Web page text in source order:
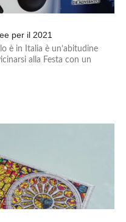
per il 2021
è in Italia è un’abitudine
alla Festa con un